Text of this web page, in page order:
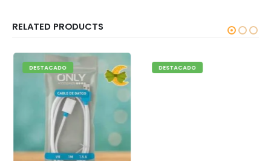
RELATED PRODUCTS
DESTACADO DESTACADO